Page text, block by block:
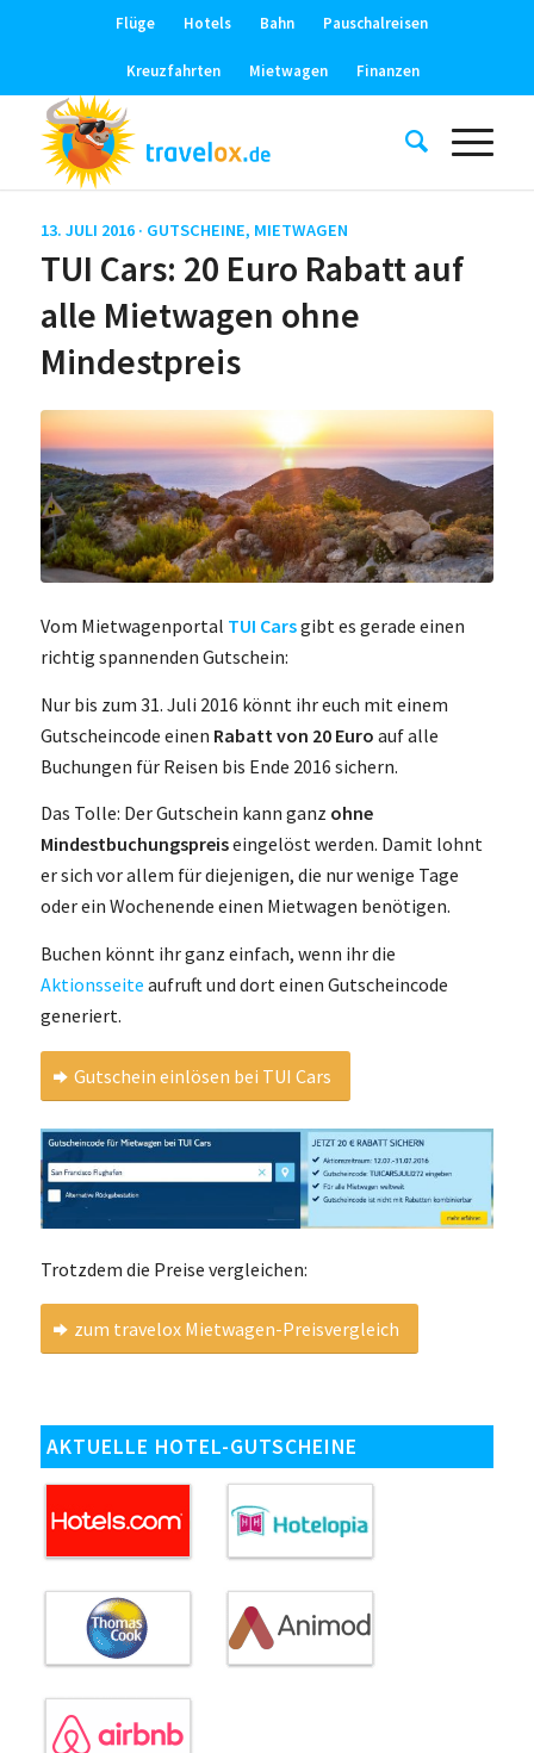
Flüge Hotels Bahn Pauschalreisen
Kreuzfahrten Mietwagen Finanzen
13. JULI 2016 · GUTSCHEINE, MIETWAGEN
TUI Cars: 20 Euro Rabatt auf
alle Mietwagen ohne
Mindestpreis
Vom Mietwagenportal TUI Carsgibt es gerade einen
richtig spannenden Gutschein:
Nur bis zum 31. Juli 2016 könnt ihr euch mit einem
Gutscheincode einen Rabatt von 20 Euro auf alle
Buchungen für Reisen bis Ende 2016 sichern.
Das Tolle: Der Gutschein kann ganz ohne
Mindestbuchungspreiseingelöst werden. Damit lohnt
er sich vor allem für diejenigen, die nur wenige Tage
oder ein Wochenende einen Mietwagen benötigen.
Buchen könnt ihr ganz einfach, wenn ihr die
Aktionsseite aufruft und dort einen Gutscheincode
generiert.
Gutschein einlösen bei TUI Cars
Trotzdem die Preise vergleichen:
zum travelox Mietwagen-Preisvergleich
AKTUELLE HOTEL-GUTSCHEINE